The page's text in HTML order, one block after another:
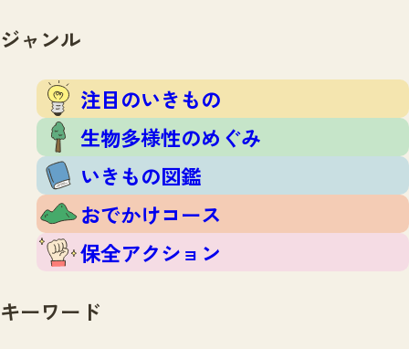
生物多様性のめぐみ
おでかけコース
保全アクション
調査レポート
調査レポートTOP
調査結果
ふくおかいきものマップ
マッチング
マッチングTOP
掲載申し込みフォーム
お問合せ
ジャンル
注目のいきもの
生物多様性のめぐみ
いきもの図鑑
おでかけコース
保全アクション
キーワード